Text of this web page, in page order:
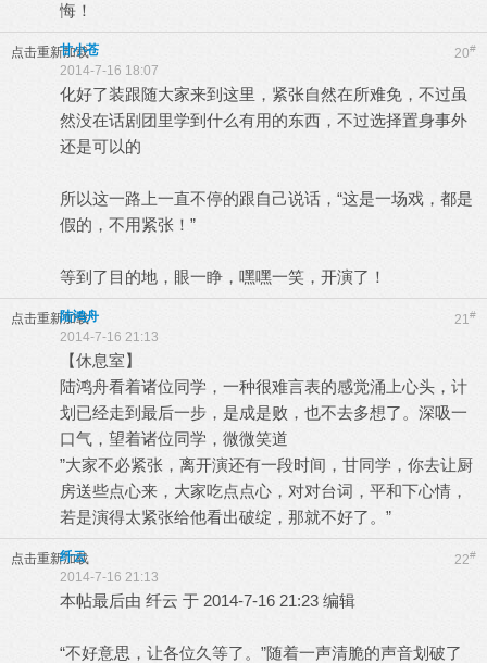
悔！
点击重新加载 20#
甘小苍
2014-7-16 18:07
化好了装跟随大家来到这里，紧张自然在所难免，不过虽
然没在话剧团里学到什么有用的东西，不过选择置身事外
还是可以的
所以这一路上一直不停的跟自己说话，“这是一场戏，都是
假的，不用紧张！”
等到了目的地，眼一睁，嘿嘿一笑，开演了！
点击重新加载 21#
陆鸿舟
2014-7-16 21:13
【休息室】
陆鸿舟看着诸位同学，一种很难言表的感觉涌上心头，计
划已经走到最后一步，是成是败，也不去多想了。深吸一
口气，望着诸位同学，微微笑道
”大家不必紧张，离开演还有一段时间，甘同学，你去让厨
房送些点心来，大家吃点点心，对对台词，平和下心情，
若是演得太紧张给他看出破绽，那就不好了。”
点击重新加载 22#
纤云
2014-7-16 21:13
本帖最后由 纤云 于 2014-7-16 21:23 编辑
“不好意思，让各位久等了。”随着一声清脆的声音划破了